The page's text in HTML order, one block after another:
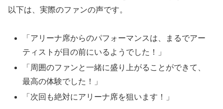
以下は、実際のファンの声です。
「アリーナ席からのパフォーマンスは、まるでアー
ティストが目の前にいるようでした！」
「周囲のファンと一緒に盛り上がることができて、
最高の体験でした！」
「次回も絶対にアリーナ席を狙います！」